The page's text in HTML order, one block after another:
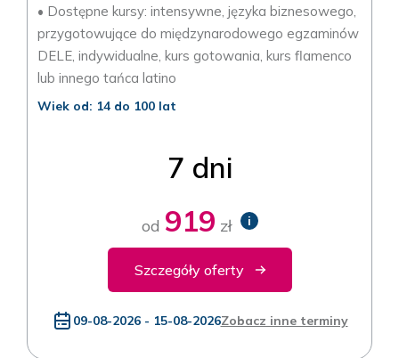
• Dostępne kursy: intensywne, języka biznesowego,
przygotowujące do międzynarodowego egzaminów
DELE, indywidualne, kurs gotowania, kurs flamenco
lub innego tańca latino
Wiek od: 14 do 100 lat
7 dni
od 919 zł i
Szczegóły oferty
09-08-2026 - 15-08-2026Zobacz inne terminy